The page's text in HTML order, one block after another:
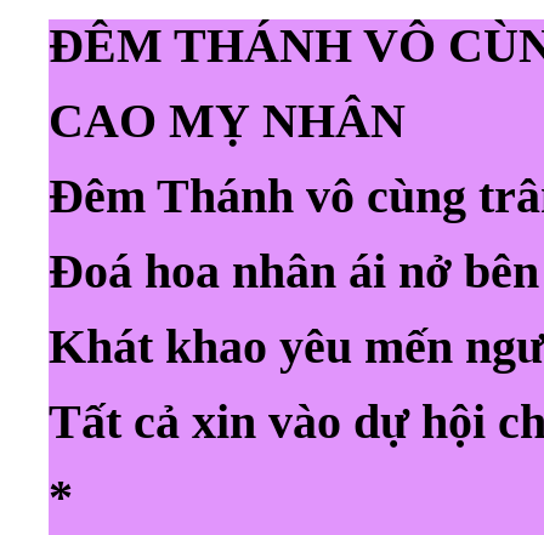
ĐÊM THÁNH VÔ
CAO MỴ NHÂN
Đêm Thánh vô cùng
Đoá hoa nhân ái nở
Khát khao yêu mến
Tất cả xin vào dự hội
*